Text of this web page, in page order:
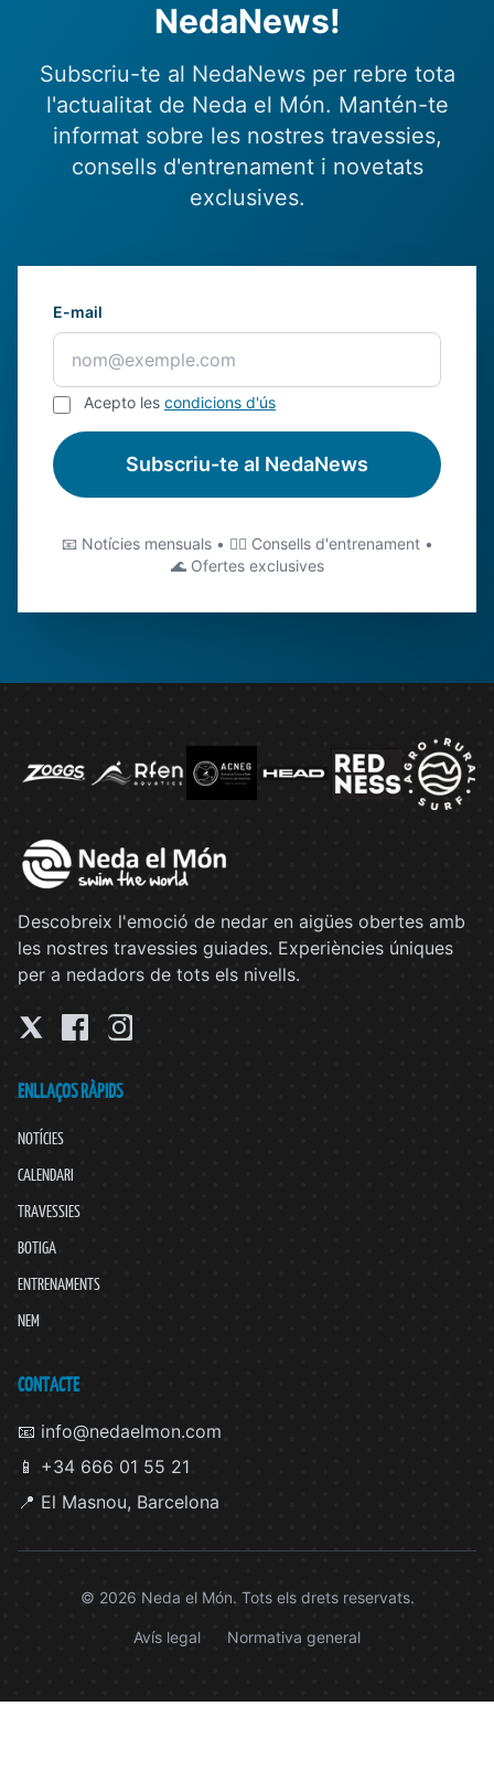
NedaNews!
Subscriu-te al NedaNews per rebre tota
l'actualitat de Neda el Món. Mantén-te
informat sobre les nostres travessies,
consells d'entrenament i novetats
exclusives.
E-mail
Acepto les condicions d'ús
Subscriu-te al NedaNews
📧 Notícies mensuals • 🏊‍♂️ Consells d'entrenament •
🌊 Ofertes exclusives
Descobreix l'emoció de nedar en aigües obertes amb
les nostres travessies guiades. Experiències úniques
per a nedadors de tots els nivells.
ENLLAÇOS RÀPIDS
NOTÍCIES
CALENDARI
TRAVESSIES
BOTIGA
ENTRENAMENTS
NEM
CONTACTE
📧 info@nedaelmon.com
📱 +34 666 01 55 21
📍 El Masnou, Barcelona
© 2026 Neda el Món. Tots els drets reservats.
Avís legal Normativa general